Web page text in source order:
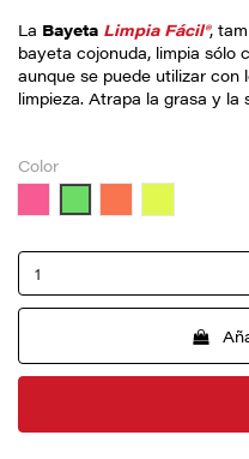
La Bayeta Limpia Fácil®,
bayeta cojonuda, limpia sólo
aunque se puede utilizar con
limpieza. Atrapa la grasa y la
Color